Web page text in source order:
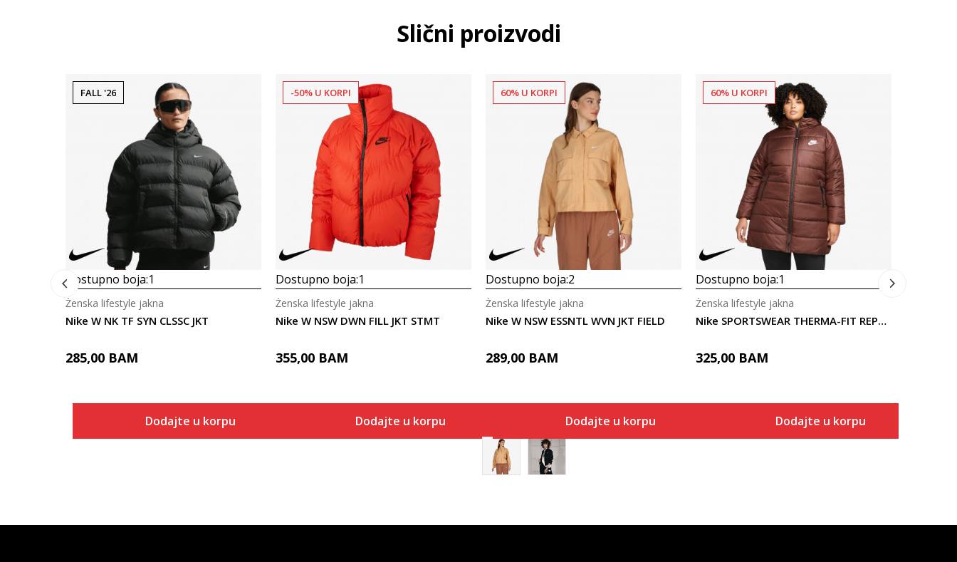
Slični proizvodi
FALL '26
Dostupno boja:1
Nike W NK TF SYN CLSSC JKT
Ženska lifestyle jakna
285,00 BAM
Dodajte u korpu
-50% U KORPI
Dostupno boja:1
Nike W NSW DWN FILL JKT STMT
Ženska lifestyle jakna
355,00 BAM
Dodajte u korpu
60% U KORPI
Dostupno boja:2
Nike W NSW ESSNTL WVN JKT FIELD
Ženska lifestyle jakna
289,00 BAM
Dodajte u korpu
60% U KORPI
Dostupno boja:1
Nike SPORTSWEAR THERMA-FIT REPEL CLASSIC PARKA
Ženska lifestyle jakna
325,00 BAM
Dodajte u korpu